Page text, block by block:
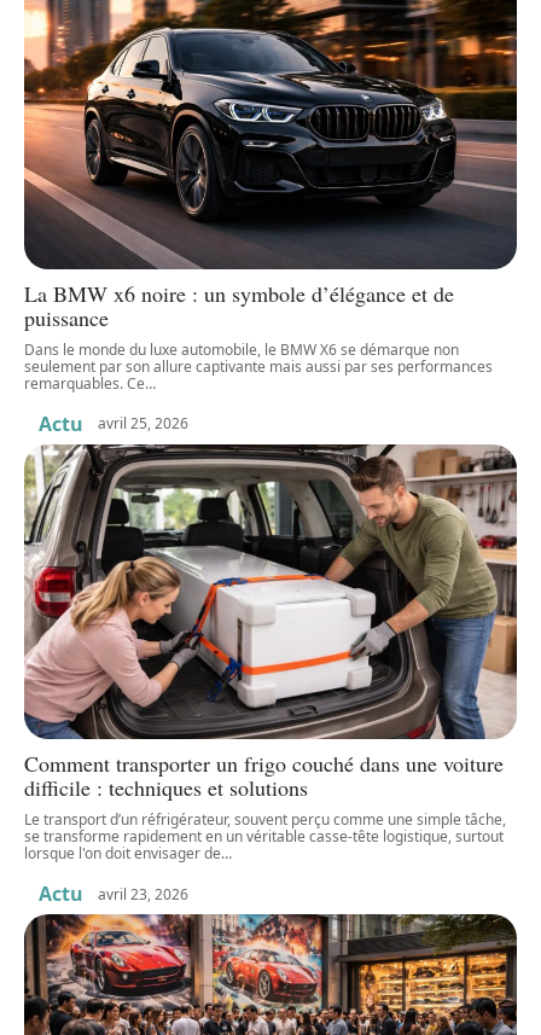
La BMW x6 noire : un symbole d’élégance et de
puissance
Dans le monde du luxe automobile, le BMW X6 se démarque non
seulement par son allure captivante mais aussi par ses performances
remarquables. Ce…
Actu avril 25, 2026
Comment transporter un frigo couché dans une voiture
difficile : techniques et solutions
Le transport d’un réfrigérateur, souvent perçu comme une simple tâche,
se transforme rapidement en un véritable casse-tête logistique, surtout
lorsque l'on doit envisager de…
Actu avril 23, 2026